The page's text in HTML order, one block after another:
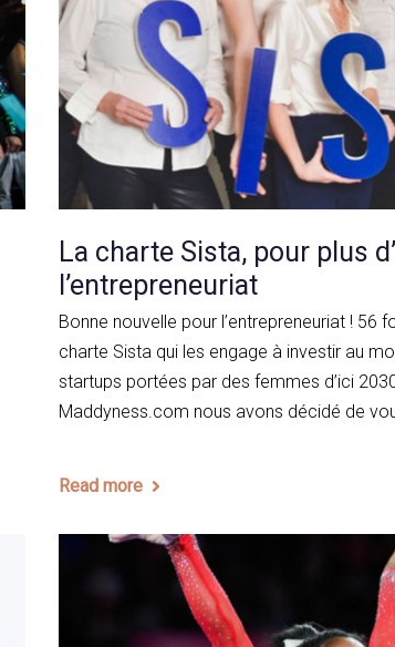
La charte Sista, pour plus
l’entrepreneuriat
Bonne nouvelle pour l’entrepreneuriat ! 56
charte Sista qui les engage à investir au
startups portées par des femmes d’ici
Maddyness.com nous avons décidé de
Read more